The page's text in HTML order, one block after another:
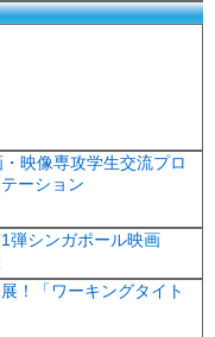
映像専攻学生交流プロ
ーション
弾シンガポール映画
！「ワーキングタイト